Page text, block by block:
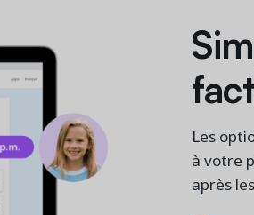
Les
à votre
après